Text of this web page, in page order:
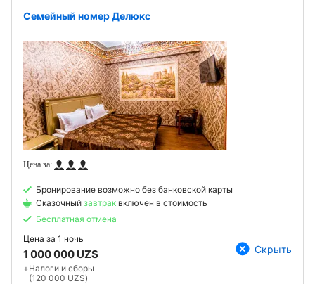
Семейный номер Делюкс
Бронирование возможно без банковской карты
Сказочный завтрак включен в стоимость
Бесплатная отмена
Цена за 1 ночь
1 000 000 UZS
+Налоги и сборы
(120 000 UZS)
Скрыть